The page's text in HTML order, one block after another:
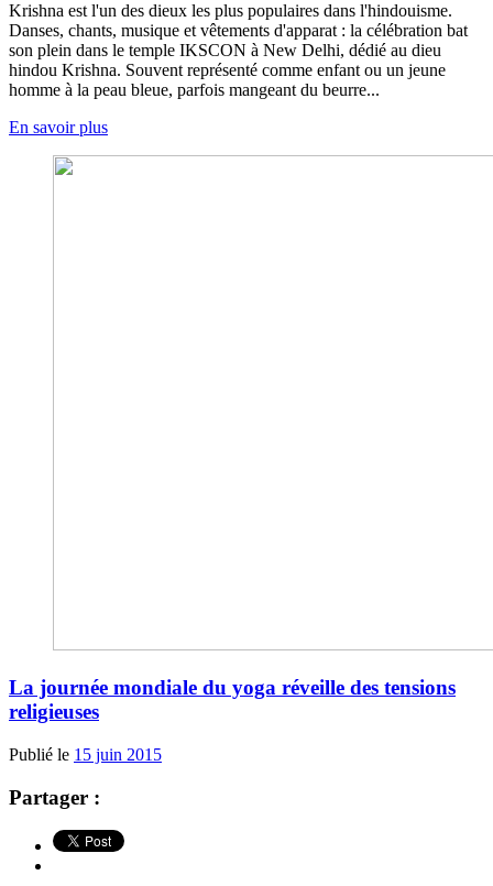
Krishna est l'un des dieux les plus populaires dans l'hindouisme.
Danses, chants, musique et vêtements d'apparat : la célébration bat
son plein dans le temple IKSCON à New Delhi, dédié au dieu
hindou Krishna. Souvent représenté comme enfant ou un jeune
homme à la peau bleue, parfois mangeant du beurre...
En savoir plus
La journée mondiale du yoga réveille des tensions
religieuses
Publié le 15 juin 2015
Partager :